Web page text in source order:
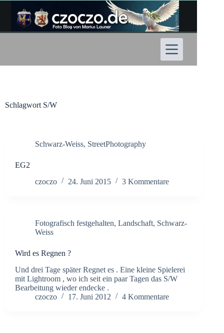
Inhalt
springen
Schlagwort S/W
Schwarz-Weiss, StreetPhotography
EG2
czoczo
24. Juni 2015 3 Kommentare
Fotografisch festgehalten, Landschaft, Schwarz-
Weiss
Wird es Regnen ?
Und drei Tage später Regnet es . Eine kleine Spielerei
mit Lightroom , wo ich seit ein paar Tagen das S/W
Bearbeitung wieder endecke .
czoczo
17. Juni 2012 4 Kommentare